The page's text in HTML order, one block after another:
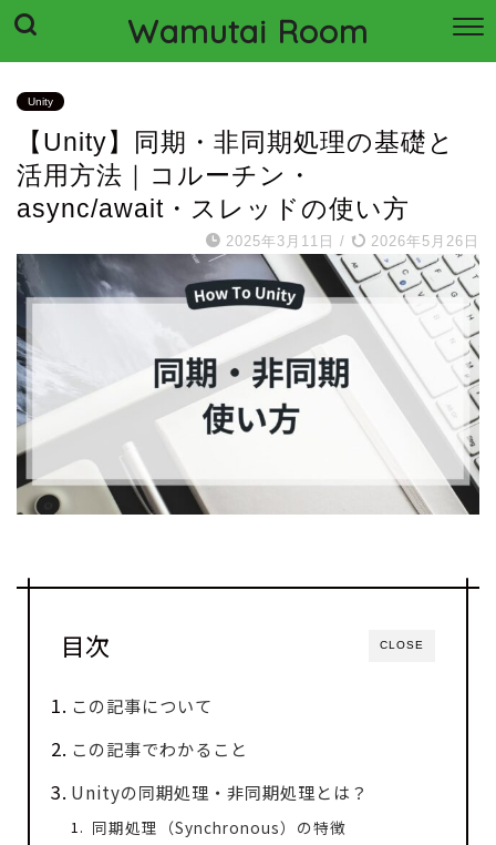
Wamutai Room
Unity
【Unity】同期・非同期処理の基礎と
活用方法｜コルーチン・
async/await・スレッドの使い方
2025年3月11日 / 2026年5月26日
CLOSE
目次
この記事について
この記事でわかること
Unityの同期処理・非同期処理とは？
同期処理（Synchronous）の特徴